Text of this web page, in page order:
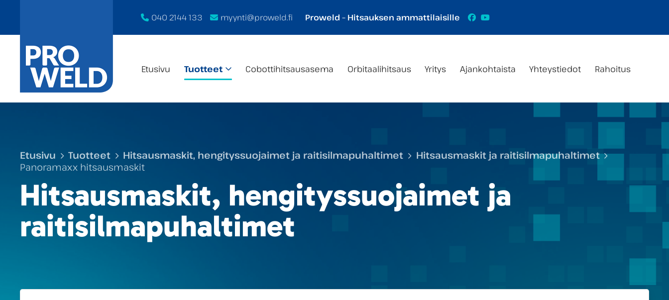
040 2144 133 myynti@proweld.fi Proweld – Hitsauksen ammattilaisille Facebook
YouTube
Etusivu Tuotteet Cobotti­hitsaus­asema Orbitaalihitsaus Yritys Ajankohtaista Yhteystiedot Rahoitus
Etusivu Tuotteet Hitsausmaskit, hengityssuojaimet ja raitisilmapuhaltimet
Hitsausmaskit ja raitisilmapuhaltimet
Panoramaxx hitsausmaskit
Hitsausmaskit, hengityssuojaimet ja
raitisilmapuhaltimet